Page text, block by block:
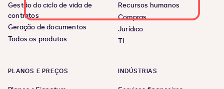
Gestão do ciclo de vida de
contratos
Geração de documentos
Todos os produtos
Recursos humanos
Compras
Jurídico
TI
PLANOS E PREÇOS INDÚSTRIAS